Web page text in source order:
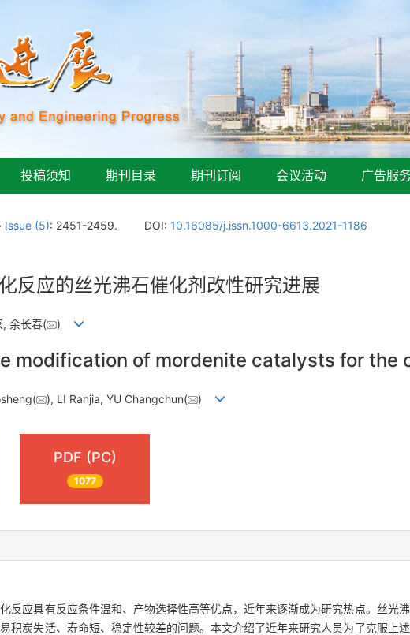
投稿须知 期刊目录 期刊订阅 会议活动 广告服
Issue (5): 2451-2459. DOI: 10.16085/j.issn.1000-6613.2021-1186
反应的丝光沸石催化剂改性研究进展
, 余长春( )
modification of mordenite catalysts for the
), LI Ranjia, YU Changchun( )
PDF (PC)
1077
反应具有反应条件温和、产物选择性高等优点，近年来逐渐成为研究热点。丝光
积炭失活、寿命短、稳定性较差的问题。本文介绍了近年来研究人员为了克服上